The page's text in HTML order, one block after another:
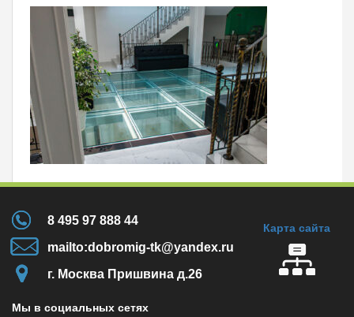
8 495 97 888 44
mailto:dobromig-tk@yandex.ru
г. Москва Пришвина д.26
Карта сайта
Мы в социальных сетях